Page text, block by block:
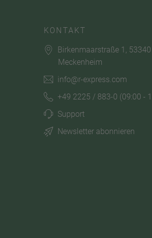
KONTAKT
Birkenmaarstraße 1, 53340
Meckenheim
info@r-express.com
+49 2225 / 883-0 (09:00 -
Support
Newsletter abonnieren